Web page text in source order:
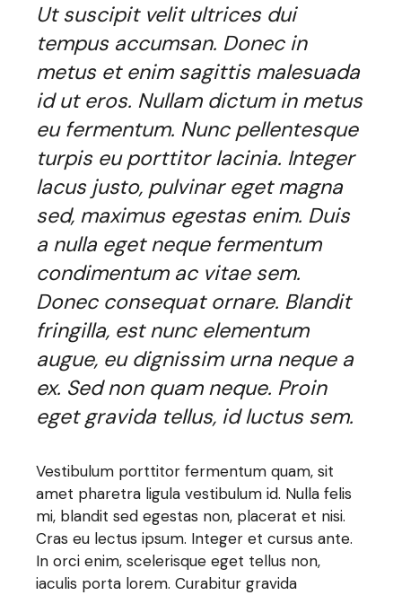
Ut suscipit velit ultrices dui
tempus accumsan. Donec in
metus et enim sagittis malesuada
id ut eros. Nullam dictum in metus
eu fermentum. Nunc pellentesque
turpis eu porttitor lacinia. Integer
lacus justo, pulvinar eget magna
sed, maximus egestas enim. Duis
a nulla eget neque fermentum
condimentum ac vitae sem.
Donec consequat ornare. Blandit
fringilla, est nunc elementum
augue, eu dignissim urna neque a
ex. Sed non quam neque. Proin
eget gravida tellus, id luctus sem.
Vestibulum porttitor fermentum quam, sit
amet pharetra ligula vestibulum id. Nulla felis
mi, blandit sed egestas non, placerat et nisi.
Cras eu lectus ipsum. Integer et cursus ante.
In orci enim, scelerisque eget tellus non,
iaculis porta lorem. Curabitur gravida